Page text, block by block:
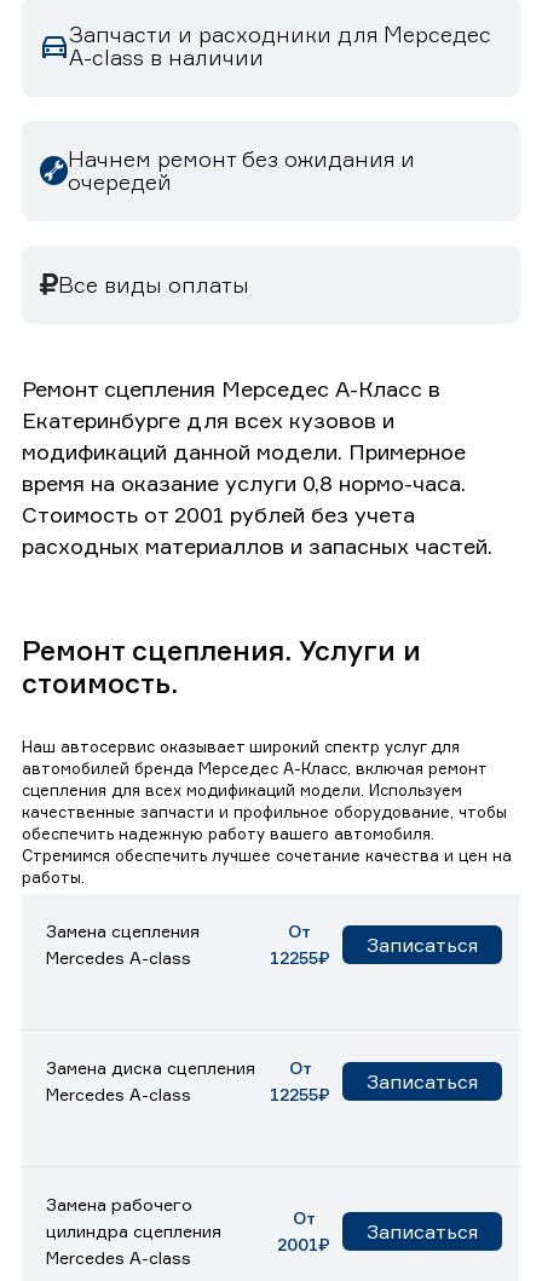
Запчасти и расходники для Мерседес
A-class в наличии
Начнем ремонт без ожидания и
очередей
Все виды оплаты
Ремонт сцепления Мерседес А-Класс в
Екатеринбурге для всех кузовов и
модификаций данной модели. Примерное
время на оказание услуги 0,8 нормо-часа.
Стоимость от 2001 рублей без учета
расходных материаллов и запасных частей.
Ремонт сцепления. Услуги и
стоимость.
Наш автосервис оказывает широкий спектр услуг для
автомобилей бренда Мерседес А-Класс, включая ремонт
сцепления для всех модификаций модели. Используем
качественные запчасти и профильное оборудование, чтобы
обеспечить надежную работу вашего автомобиля.
Стремимся обеспечить лучшее сочетание качества и цен на
работы.
Замена сцепления
Mercedes A-class
От
12255₽
Записаться
Замена диска сцепления
Mercedes A-class
От
12255₽
Записаться
Замена рабочего
цилиндра сцепления
Mercedes A-class
От
2001₽
Записаться